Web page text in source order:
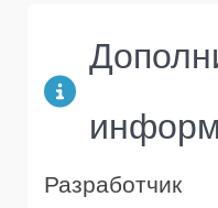
Разработчик